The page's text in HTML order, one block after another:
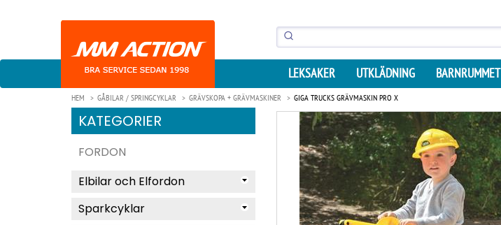
LEKSAKER UTKLÄDNING BARNRUMMET
HEM GÅBILAR / SPRINGCYKLAR GRÄVSKOPA + GRÄVMASKINER GIGA TRUCKS GRÄVMASKIN PRO X
KATEGORIER
FORDON
Elbilar och Elfordon
Sparkcyklar